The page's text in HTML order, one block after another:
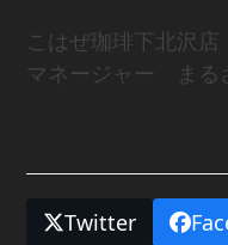
こはぜ珈琲下北沢店
マネージャー まる
Twitter